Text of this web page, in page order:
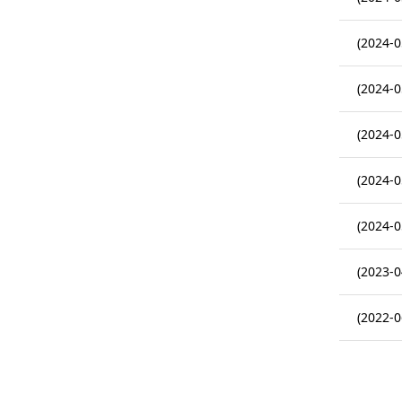
(2024-
(2024-
(2024-
(2024-
(2024-
(2023-
(2022-